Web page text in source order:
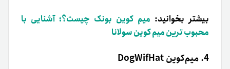
بیشتر بخوانید: میم کوین بونک چیست؟؛ آشنایی با
محبوب ترین میم کوین سولانا
4. میم‌کوین DogWifHat